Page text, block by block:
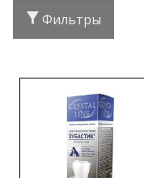
Фильтры